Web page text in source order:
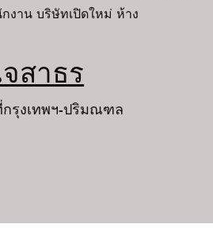
งาน บริษัทเปิดใหม่ ห้าง
สาธร
รุงเทพฯ-ปริมณฑล